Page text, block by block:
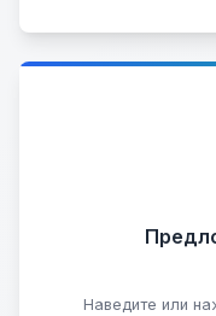
Наведите или
Сотрудничаем с
вас есть